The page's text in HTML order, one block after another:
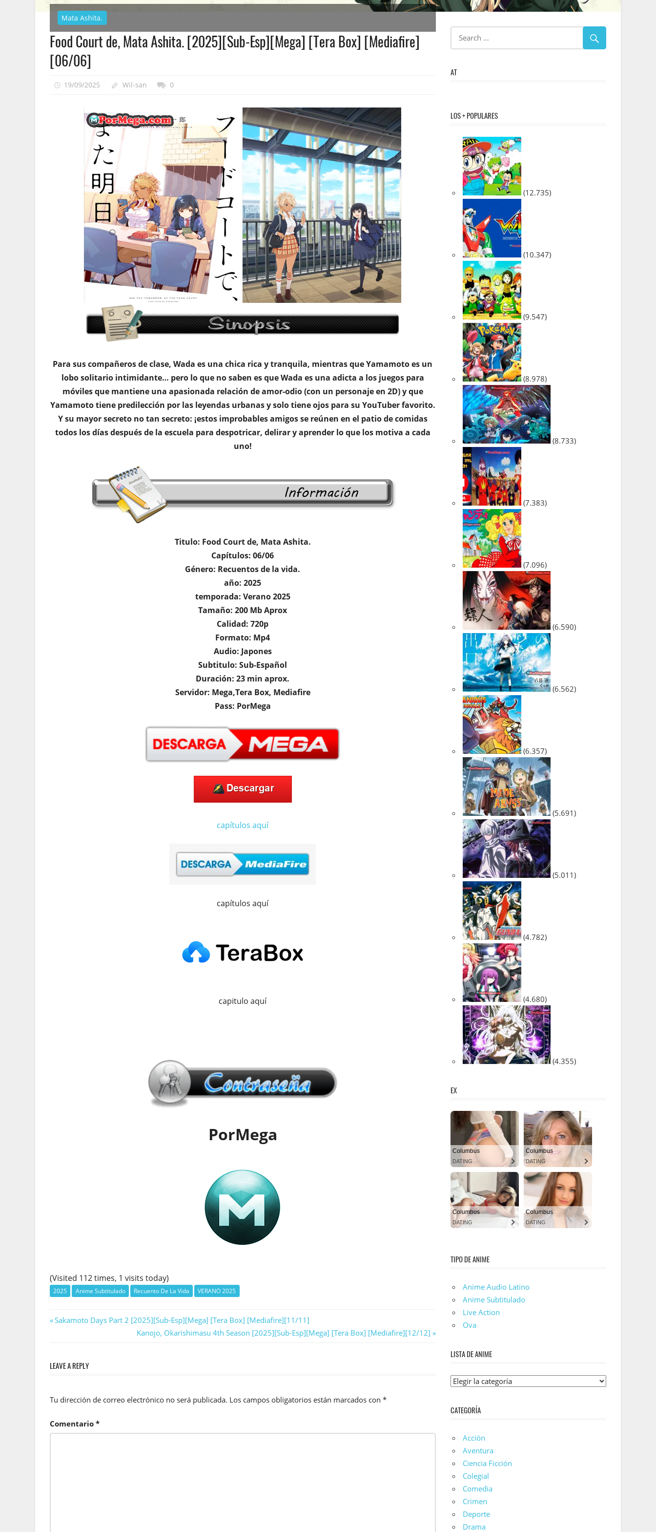
Mata Ashita.
Food Court de, Mata Ashita. [2025][Sub-Esp][Mega] [Tera Box] [Mediafire]
[06/06]
19/09/2025 Wil-san 0
Para sus compañeros de clase, Wada es una chica rica y tranquila, mientras que Yamamoto es un
lobo solitario intimidante… pero lo que no saben es que Wada es una adicta a los juegos para
móviles que mantiene una apasionada relación de amor-odio (con un personaje en 2D) y que
Yamamoto tiene predilección por las leyendas urbanas y solo tiene ojos para su YouTuber favorito.
Y su mayor secreto no tan secreto: ¡estos improbables amigos se reúnen en el patio de comidas
todos los días después de la escuela para despotricar, delirar y aprender lo que los motiva a cada
uno!
Titulo: Food Court de, Mata Ashita.
Capítulos: 06/06
Género: Recuentos de la vida.
año: 2025
temporada: Verano 2025
Tamaño: 200 Mb Aprox
Calidad: 720p
Formato: Mp4
Audio: Japones
Subtitulo: Sub-Español
Duración: 23 min aprox.
Servidor: Mega,Tera Box, Mediafire
Pass: PorMega
capítulos aquí
capítulos aquí
capitulo aquí
PorMega
(Visited 112 times, 1 visits today)
2025 Anime Subtitulado Recuento De La Vida VERANO 2025
Navegación
entradas
Previous
Sakamoto Days Part 2 [2025][Sub-Esp][Mega] [Tera Box] [Mediafire][11/11]
Next
Kanojo, Okarishimasu 4th Season [2025][Sub-Esp][Mega] [Tera Box] [Mediafire][12/12]
LEAVE A REPLY
Tu dirección de correo electrónico no será publicada. Los campos obligatorios están marcados con *
Comentario *
AT
LOS + POPULARES
(12.735)
(10.347)
(9.547)
(8.978)
(8.733)
(7.383)
(7.096)
(6.590)
(6.562)
(6.357)
(5.691)
(5.011)
(4.782)
(4.680)
(4.355)
EX
TIPO DE ANIME
Anime Audio Latino
Anime Subtitulado
Live Action
Ova
LISTA DE ANIME
Lista
Anime
CATEGORÍA
Acción
Aventura
Ciencia Ficción
Colegial
Comedia
Crimen
Deporte
Drama